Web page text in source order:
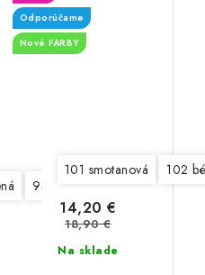
9482 veľmi tmavá zelená
Odporúčame
Nové FARBY
101 smotanová 102
Na sklade
14,20 €
18,90 €